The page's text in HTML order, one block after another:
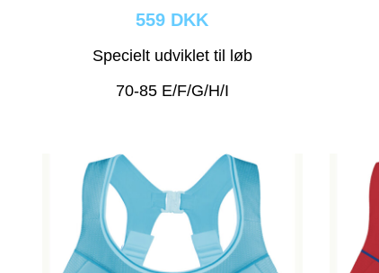
559 DKK
Specielt udviklet til løb
70-85 E/F/G/H/I